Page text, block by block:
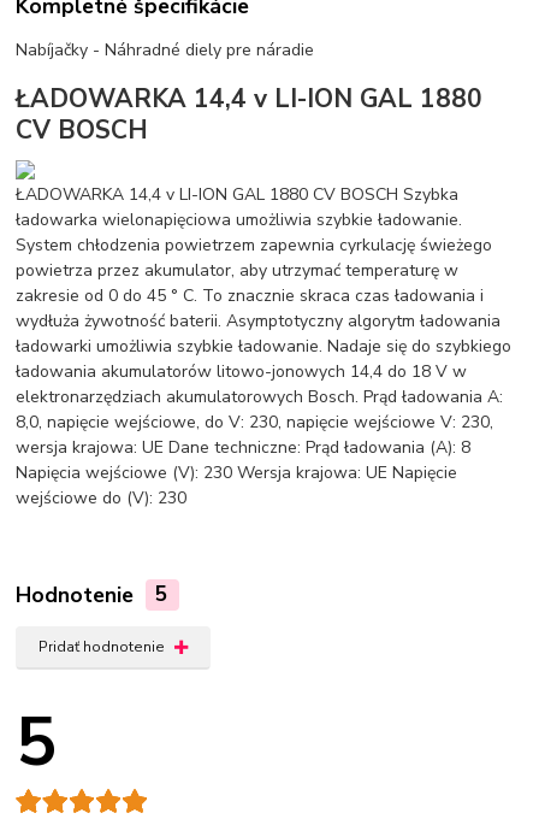
Kompletné špecifikácie
Nabíjačky - Náhradné diely pre náradie
ŁADOWARKA 14,4 v LI-ION GAL 1880
CV BOSCH
ŁADOWARKA 14,4 v LI-ION GAL 1880 CV BOSCH Szybka
ładowarka wielonapięciowa umożliwia szybkie ładowanie.
System chłodzenia powietrzem zapewnia cyrkulację świeżego
powietrza przez akumulator, aby utrzymać temperaturę w
zakresie od 0 do 45 ° C. To znacznie skraca czas ładowania i
wydłuża żywotność baterii. Asymptotyczny algorytm ładowania
ładowarki umożliwia szybkie ładowanie. Nadaje się do szybkiego
ładowania akumulatorów litowo-jonowych 14,4 do 18 V w
elektronarzędziach akumulatorowych Bosch. Prąd ładowania A:
8,0, napięcie wejściowe, do V: 230, napięcie wejściowe V: 230,
wersja krajowa: UE Dane techniczne: Prąd ładowania (A): 8
Napięcia wejściowe (V): 230 Wersja krajowa: UE Napięcie
wejściowe do (V): 230
Hodnotenie 5
Pridať hodnotenie
5